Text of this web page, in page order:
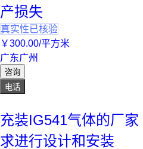
产损失
真实性已核验
￥300.00/平方米
广东广州
咨询
电话
充装IG541气体的厂
求进行设计和安装